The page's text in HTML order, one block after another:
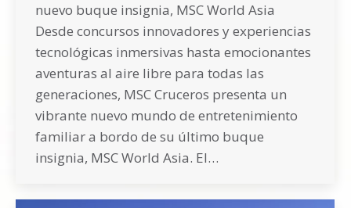
nuevo buque insignia, MSC World Asia
Desde concursos innovadores y experiencias
tecnológicas inmersivas hasta emocionantes
aventuras al aire libre para todas las
generaciones, MSC Cruceros presenta un
vibrante nuevo mundo de entretenimiento
familiar a bordo de su último buque
insignia, MSC World Asia. El…